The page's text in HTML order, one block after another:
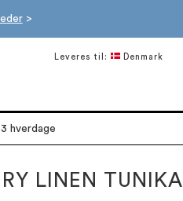
>
Leveres til: Denmark
hverdage
LINEN TUNIKA